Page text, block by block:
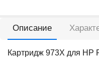
Описание
Картридж 973X для HP